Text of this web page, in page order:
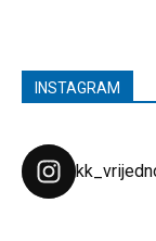
INSTAGRAM